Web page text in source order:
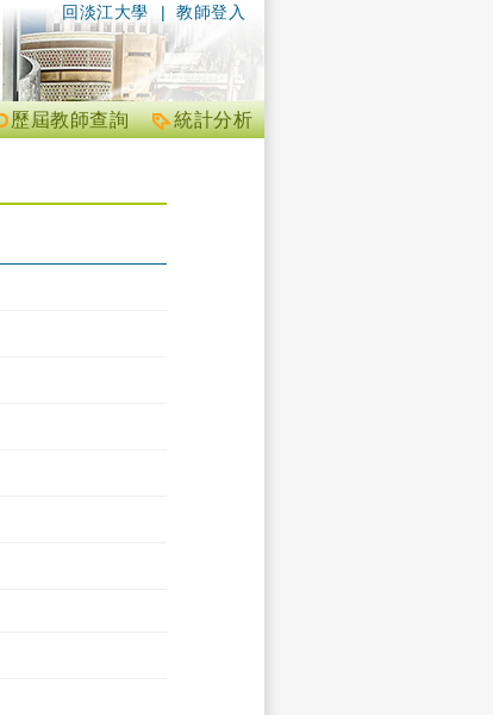
| 教師登入
回淡江大學
統計分析
歷屆教師查詢